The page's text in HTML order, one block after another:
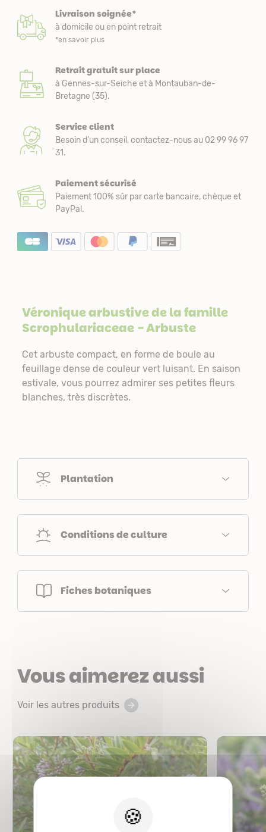
Livraison soignée*
à domicile ou en point retrait
*en savoir plus
Retrait gratuit sur place
à Gennes-sur-Seiche et à Montauban-de-
Bretagne (35).
Service client
Besoin d’un conseil, contactez-nous au 02 99 96 97
31.
Paiement sécurisé
Paiement 100% sûr par carte bancaire, chèque et
PayPal.
Véronique arbustive de la famille
Scrophulariaceae- Arbuste
Cet arbuste compact, en forme de boule au
feuillage dense de couleur vert luisant. En saison
estivale, vous pourrez admirer ses petites fleurs
blanches, très discrètes.
Plantation
Conditions de culture
Fiches botaniques
Vous aimerez aussi
Voir les autres produits